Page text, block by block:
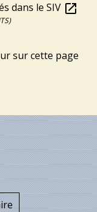
dans le SIV open_in_new
sur cette page